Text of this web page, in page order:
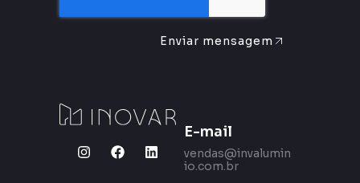
Enviar mensagem
E-mail
vendas@invalumin
io.com.br